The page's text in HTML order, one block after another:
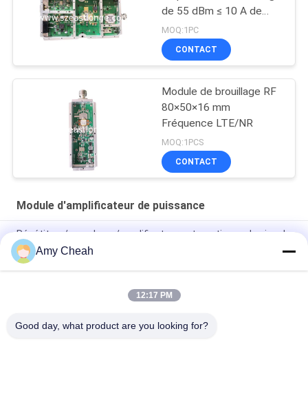
de 55 dBm ≤ 10 A de
courant de travail
MOQ:1PC
CONTACT
Module de brouillage RF
80×50×16 mm
Fréquence LTE/NR
MOQ:1PCS
CONTACT
Module d'amplificateur de puissance
Répétiteur/propulseur/amplificateur automatiques de signal
de téléphone portable pour le déplacement
Répétiteur 3G de Mini Portable Cell Phone Signal
Propulseur/répétiteur/amplificateur EST-GSM990 de signal de
Amy Cheah
12:17 PM
Good day, what product are you looking for?